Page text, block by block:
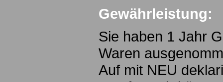
Gewährleistung:
Sie haben 1 Jahr
Waren
Auf mit NEU